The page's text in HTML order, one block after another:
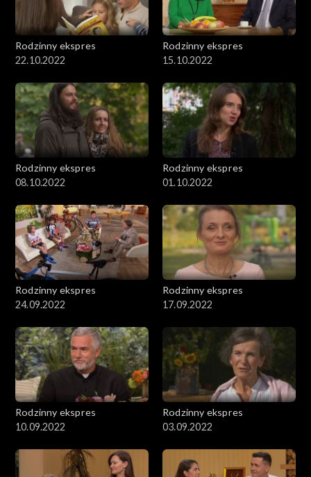
Rodzinny ekspres
22.10.2022
Rodzinny ekspres
15.10.2022
Rodzinny ekspres
08.10.2022
Rodzinny ekspres
01.10.2022
Rodzinny ekspres
24.09.2022
Rodzinny ekspres
17.09.2022
Rodzinny ekspres
10.09.2022
Rodzinny ekspres
03.09.2022